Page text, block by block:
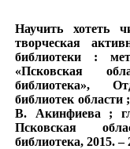
Научить хотеть
творческая
библиотеки :
«Псковская
библиотека»,
библиотек
В. Акинфиева ;
Псковская
библиотека, 2015. –